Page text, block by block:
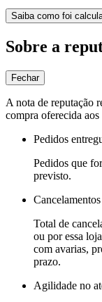
Saiba como foi
Sobre a
Fechar
A nota de reputação
compra oferecida
Pedidos
Pedidos que
previsto.
Cancelamentos
Total de
ou por essa
com avarias,
prazo.
Agilidade no